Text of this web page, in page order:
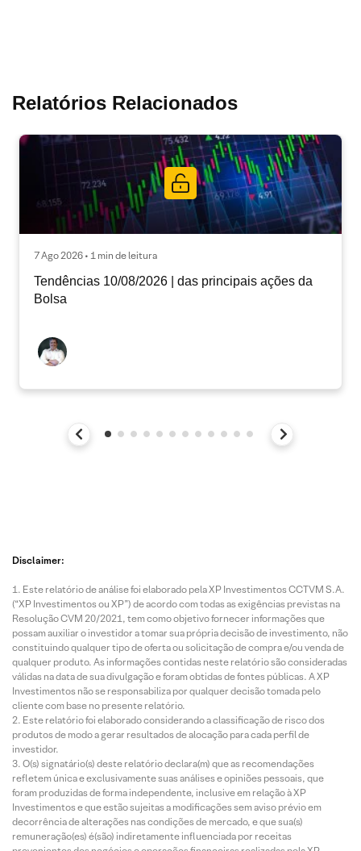
Relatórios Relacionados
7 Ago 2026 • 1 min de leitura
Tendências 10/08/2026 | das principais ações da
Bolsa
Disclaimer:
Este relatório de análise foi elaborado pela XP Investimentos CCTVM S.A.
(“XP Investimentos ou XP”) de acordo com todas as exigências previstas na
Resolução CVM 20/2021, tem como objetivo fornecer informações que
possam auxiliar o investidor a tomar sua própria decisão de investimento, não
constituindo qualquer tipo de oferta ou solicitação de compra e/ou venda de
qualquer produto. As informações contidas neste relatório são consideradas
válidas na data de sua divulgação e foram obtidas de fontes públicas. A XP
Investimentos não se responsabiliza por qualquer decisão tomada pelo
cliente com base no presente relatório.
Este relatório foi elaborado considerando a classificação de risco dos
produtos de modo a gerar resultados de alocação para cada perfil de
investidor.
O(s) signatário(s) deste relatório declara(m) que as recomendações
refletem única e exclusivamente suas análises e opiniões pessoais, que
foram produzidas de forma independente, inclusive em relação à XP
Investimentos e que estão sujeitas a modificações sem aviso prévio em
decorrência de alterações nas condições de mercado, e que sua(s)
remuneração(es) é(são) indiretamente influenciada por receitas